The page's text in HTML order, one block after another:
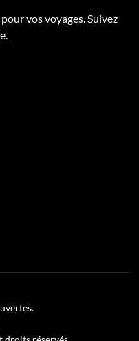
vos voyages. Suivez